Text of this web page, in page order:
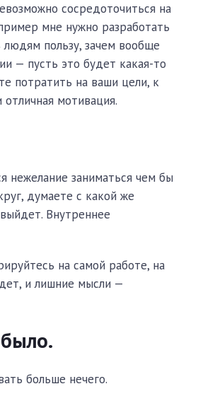
сосредоточиться на
мне нужно разработать
пользу, зачем вообще
— пусть это будет какая-то
потратить на ваши цели, к
мотивация.
нежелание заниматься чем бы
думаете с какой же
Внутреннее
на самой работе, на
и лишние мысли —
больше нечего.